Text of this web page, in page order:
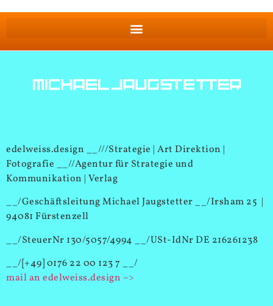
edelweiss.design __///Strategie | Art Direktion |
Fotografie __//Agentur für Strategie und
Kommunikation | Verlag
__/Geschäftsleitung Michael Jaugstetter __/Irsham 25 |
94081 Fürstenzell
__/SteuerNr 130/5057/4994 __/USt-IdNr DE 216261238
__/[+49] 0176 22 00 123 7 __/
mail an edelweiss.design –>